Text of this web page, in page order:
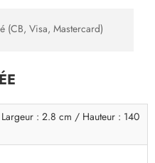
(CB, Visa, Mastercard)
: 2.8 cm / Hauteur : 140